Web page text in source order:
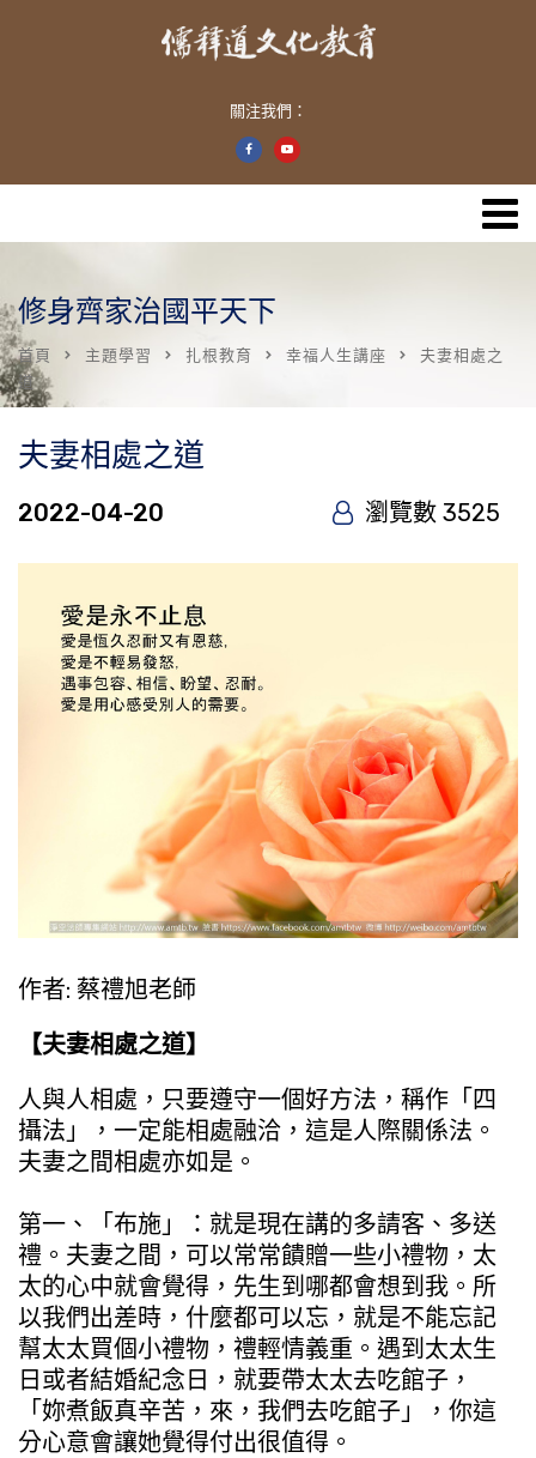
關注我們：
修身齊家治國平天下
首頁 主題學習 扎根教育 幸福人生講座
夫妻相處之
道
夫妻相處之道
2022-04-20 瀏覽數 3525
作者: 蔡禮旭老師
【夫妻相處之道】
人與人相處，只要遵守一個好方法，稱作「四
攝法」，一定能相處融洽，這是人際關係法。
夫妻之間相處亦如是。
第一、「布施」：就是現在講的多請客、多送
禮。夫妻之間，可以常常饋贈一些小禮物，太
太的心中就會覺得，先生到哪都會想到我。所
以我們出差時，什麼都可以忘，就是不能忘記
幫太太買個小禮物，禮輕情義重。遇到太太生
日或者結婚紀念日，就要帶太太去吃館子，
「妳煮飯真辛苦，來，我們去吃館子」，你這
分心意會讓她覺得付出很值得。